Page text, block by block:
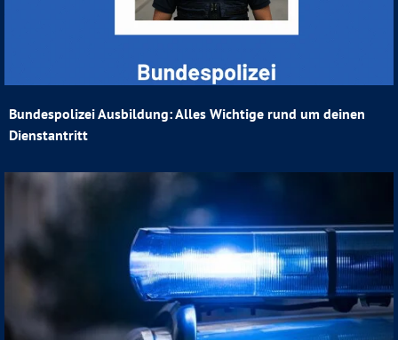
Bundespolizei Ausbildung: Alles Wichtige rund um deinen
Dienstantritt